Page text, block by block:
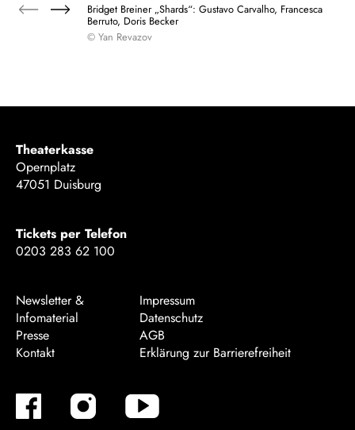
Bridget Breiner „Shards“: Gustavo Carvalho, Francesca
Berruto, Doris Becker
© Yan Revazov
Theaterkasse
Opernplatz
47051 Duisburg
Tickets per Telefon
0203 283 62 100
Newsletter &
Infomaterial
Presse
Kontakt
Impressum
Datenschutz
AGB
Erklärung zur Barrierefreiheit